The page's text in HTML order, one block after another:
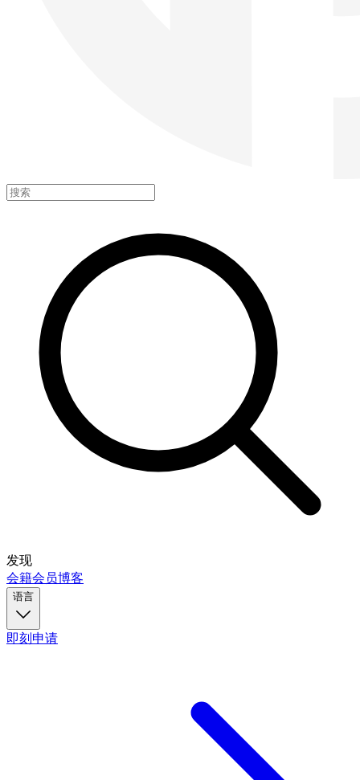
发现
会籍会员博客
语言
即刻申请